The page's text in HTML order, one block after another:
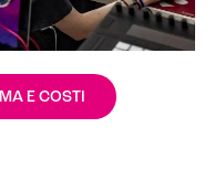
E COSTI